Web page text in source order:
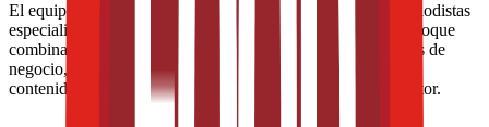
El equipo editorial de The Food Tech está integrado por periodistas
especializados en la industria de alimentos y bebidas. Su enfoque
combina análisis técnico, innovación tecnológica, tendencias de
negocio, nutrición, normatividad y packaging, para ofrecer
contenidos de alto valor dirigidos a los profesionales del sector.